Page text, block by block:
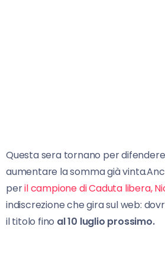
Questa sera tornano per
aumentare la somma già
peril campione di Caduta libera,
indiscrezione che gira sul web:
il titolo fino al 10 luglio prossimo.